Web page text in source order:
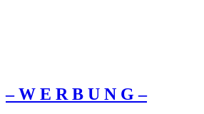
– W Ε R Β U Ν G –